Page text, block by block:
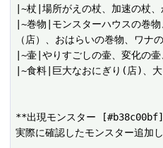
|~杖|場所がえの杖、加速の杖
|~巻物|モンスターハウスの巻物
（店）、おはらいの巻物、ワナ
|~壷|やりすごしの壷、変化の
|~食料|巨大なおにぎり(店)、
**出現モンスター [#b38c00bf]
実際に確認したモンスター追加